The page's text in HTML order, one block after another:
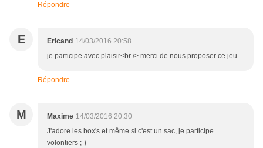
Répondre
E Ericand 14/03/2016 20:58
je participe avec plaisir<br /> merci de nous proposer ce jeu
Répondre
M Maxime 14/03/2016 20:30
J'adore les box's et même si c'est un sac, je participe
volontiers ;-)